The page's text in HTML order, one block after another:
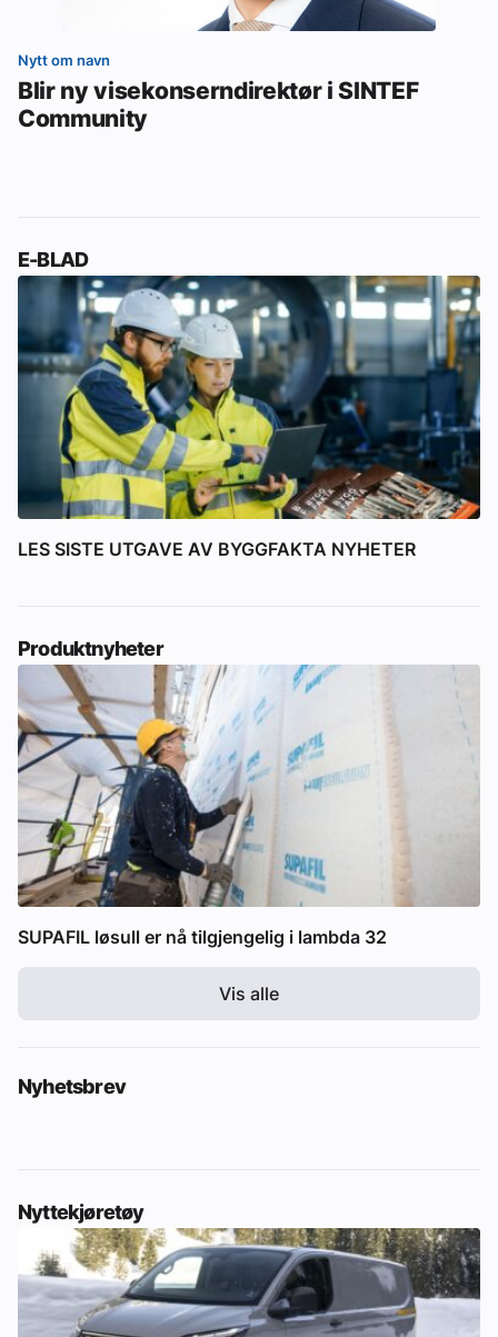
Nytt om navn
Blir ny visekonserndirektør i SINTEF
Community
E-BLAD
LES SISTE UTGAVE AV BYGGFAKTA NYHETER
Produktnyheter
SUPAFIL løsull er nå tilgjengelig i lambda 32
Vis alle
Nyhetsbrev
Nyttekjøretøy